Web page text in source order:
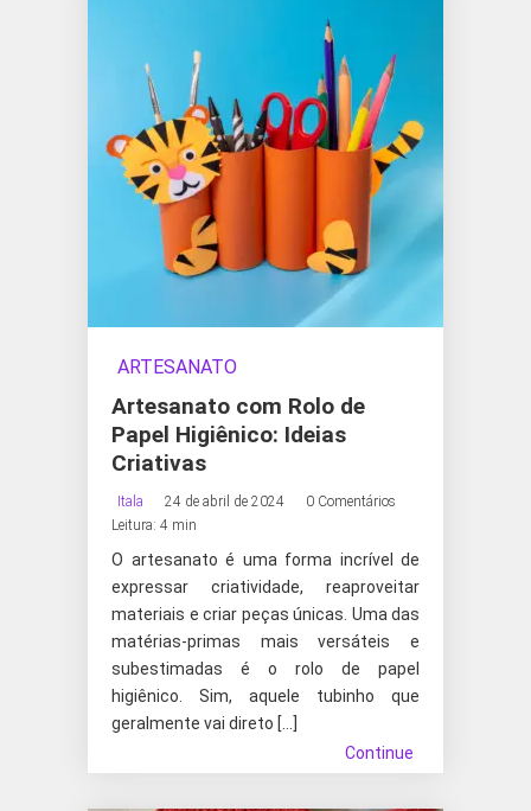
ARTESANATO
Artesanato com Rolo de
Papel Higiênico: Ideias
Criativas
Itala 24 de abril de 2024
0 Comentários
Leitura: 4 min
O artesanato é uma forma incrível de
expressar criatividade, reaproveitar
materiais e criar peças únicas. Uma das
matérias-primas mais versáteis e
subestimadas é o rolo de papel
higiênico. Sim, aquele tubinho que
geralmente vai direto […]
Continue